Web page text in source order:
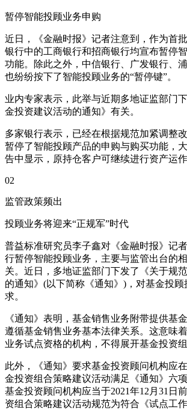
暂停智能投顾业务申购
近日，《金融时报》记者注意到，作为首
银行中的工商银行和招商银行均宣布暂停
功能。除此之外，中信银行、广发银行、
也纷纷按下了智能投顾业务的“暂停键”。
业内专家表示，此举与近期多地证监部门
金投资建议活动的通知》有关。
多家银行表示，已经在根据规范加紧调整
暂停了智能投顾产品的申购与购买功能，
告中显示，原持仓客户可继续进行资产运作
02
监管政策频出
投顾业务将迎来“正规军”时代
普益标准研究员李子鑫对《金融时报》记
行暂停智能投顾业务，主要与监管出台的
关。近日，多地证监部门下发了《关于规
的通知》(以下简称《通知》)，对基金投
求。
《通知》表明，基金销售业务附带提供基
遵循基金销售业务基本法律关系。这意味
业务试点资格的机构，不得展开基金投资组
此外，《通知》要求基金投资顾问机构应
金投资组合策略建议活动满足《通知》六
基金投资顾问机构应当于2021年12月31日
资组合策略建议活动规范为符合《试点工